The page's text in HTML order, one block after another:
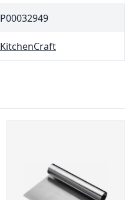
P00032949
KitchenCraft